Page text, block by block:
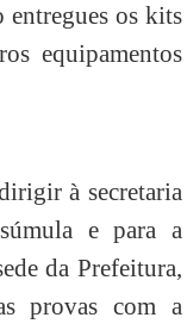
entregues os kits
equipamentos
à secretaria
e para a
da Prefeitura,
provas com a